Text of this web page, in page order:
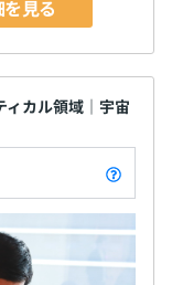
見る
ィカル領域｜宇宙